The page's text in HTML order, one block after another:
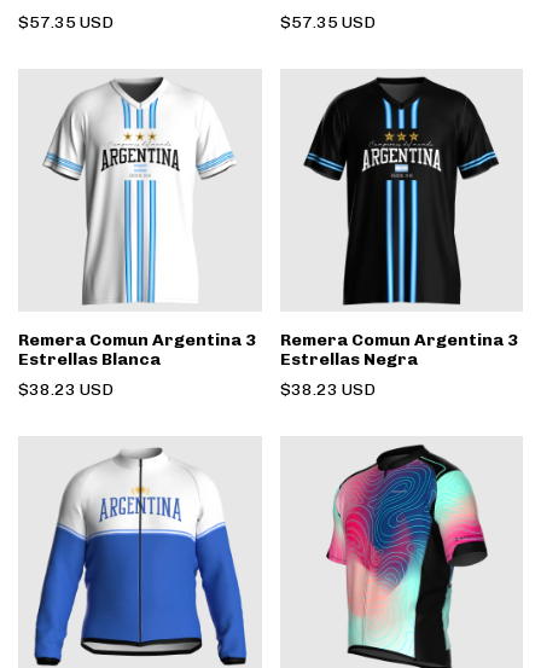
$57.35 USD
$57.35 USD
Remera Comun Argentina 3
Estrellas Blanca
$38.23 USD
Remera Comun Argentina 3
Estrellas Negra
$38.23 USD